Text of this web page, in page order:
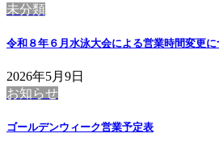
未分類
令和８年６月水泳大会による営業時間変更に
2026年5月9日
お知らせ
ゴールデンウィーク営業予定表